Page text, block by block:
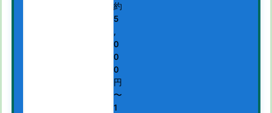
約
5
,
0
0
0
円
〜
1